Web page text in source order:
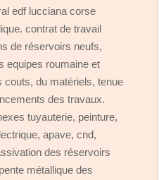
edf lucciana corse
contrat de travail
de réservoirs neufs,
equipes roumaine et
couts, du matériels, tenue
des travaux.
tuyauterie, peinture,
apave, cnd,
des réservoirs
métallique des